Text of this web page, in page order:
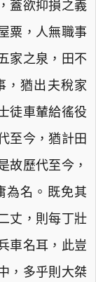
蓋欲抑損之義
粟，人無職事
家之泉，田不
，猶出夫稅家
徒車輦給徭役
至今，猶計田
故歷代至今，
為名。既免其
丈，則每丁壯
車名耳，此豈
，多乎則大桀